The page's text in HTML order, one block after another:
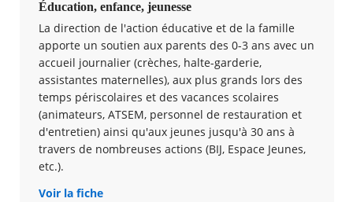
Éducation, enfance, jeunesse
La direction de l'action éducative et de la famille
apporte un soutien aux parents des 0-3 ans avec un
accueil journalier (crèches, halte-garderie,
assistantes maternelles), aux plus grands lors des
temps périscolaires et des vacances scolaires
(animateurs, ATSEM, personnel de restauration et
d'entretien) ainsi qu'aux jeunes jusqu'à 30 ans à
travers de nombreuses actions (BIJ, Espace Jeunes,
etc.).
Voir la fiche